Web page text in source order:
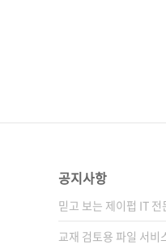
공지사항
믿고 보는 제이펍 IT
교재 검토용 파일 서비